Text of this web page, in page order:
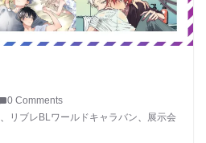
0 Comments
、 リブレBLワールドキャラバン、 展示会